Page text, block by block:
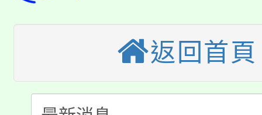
生本土語及新住民語歌
公告本校115學年度第
公告本校115學年度第
代理(課)教師甄選結果(
轉知中國文化大學推廣
返回首頁